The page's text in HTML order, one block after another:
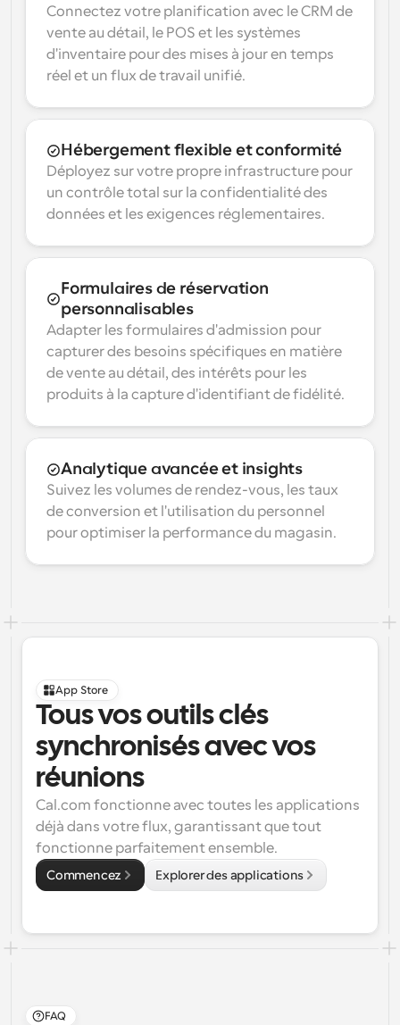
Connectez votre planification avec le CRM de
vente au détail, le POS et les systèmes
d'inventaire pour des mises à jour en temps
réel et un flux de travail unifié.
Hébergement flexible et conformité
Déployez sur votre propre infrastructure pour
un contrôle total sur la confidentialité des
données et les exigences réglementaires.
Formulaires de réservation
personnalisables
Adapter les formulaires d'admission pour
capturer des besoins spécifiques en matière
de vente au détail, des intérêts pour les
produits à la capture d'identifiant de fidélité.
Analytique avancée et insights
Suivez les volumes de rendez-vous, les taux
de conversion et l'utilisation du personnel
pour optimiser la performance du magasin.
App Store
Tous vos outils clés
synchronisés avec vos
réunions
Cal.com fonctionne avec toutes les applications
déjà dans votre flux, garantissant que tout
fonctionne parfaitement ensemble.
Commencez Explorer des applications
FAQ